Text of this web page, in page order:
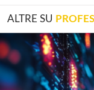
ALTRE SU